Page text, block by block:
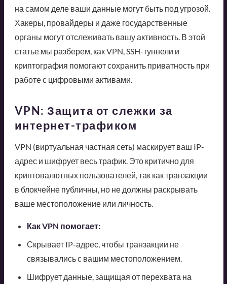
на самом деле ваши данные могут быть под угрозой.
Хакеры, провайдеры и даже государственные
органы могут отслеживать вашу активность. В этой
статье мы разберем, как VPN, SSH-туннели и
криптография помогают сохранить приватность при
работе с цифровыми активами.
VPN: Защита от слежки за
интернет-трафиком
VPN (виртуальная частная сеть) маскирует ваш IP-
адрес и шифрует весь трафик. Это критично для
криптовалютных пользователей, так как транзакции
в блокчейне публичны, но не должны раскрывать
ваше местоположение или личность.
Как VPN помогает:
Скрывает IP-адрес, чтобы транзакции не
связывались с вашим местоположением.
Шифрует данные, защищая от перехвата на